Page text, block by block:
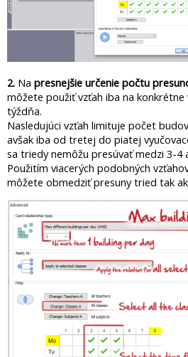
2. Na presnejšie určenie počtu
môžete použiť vzťah iba na konkrétne
týždňa.
Nasledujúci vzťah limituje počet
avšak iba od tretej do piatej
sa triedy nemôžu presúvať medzi 3-4
Použitím viacerých podobných
môžete obmedziť presuny tried tak